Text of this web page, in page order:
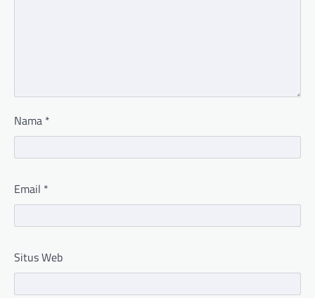
Nama *
Email *
Situs Web